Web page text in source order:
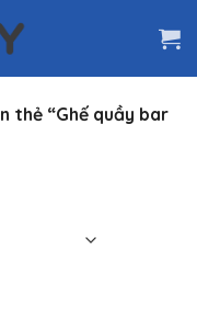
thẻ “Ghế quầy bar